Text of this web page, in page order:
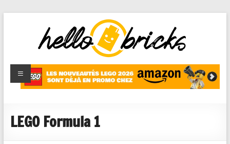
HelloBricks
Blog LEGO,
nouveaut�s
reviews
LEGO Formula 1